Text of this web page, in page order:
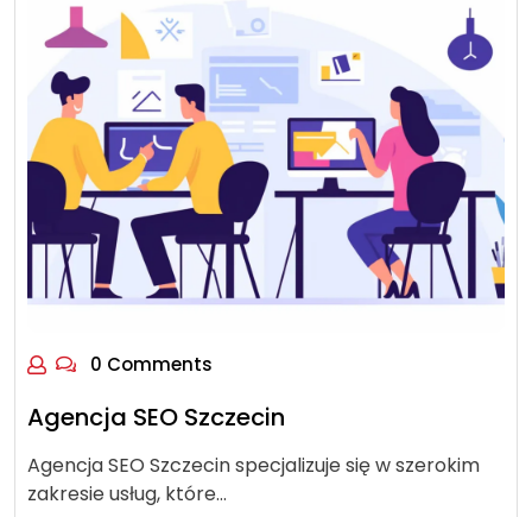
0 Comments
Agencja SEO Szczecin
Agencja SEO Szczecin specjalizuje się w szerokim
zakresie usług, które…